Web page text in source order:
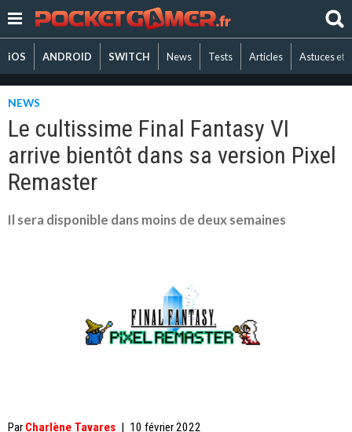
iOS ANDROID SWITCH News Tests Articles Astuces et
NEWS
Le cultissime Final Fantasy VI
arrive bientôt dans sa version Pixel
Remaster
Il sera disponible dans moins de deux semaines
Par Charlène Tavares | 10 février 2022